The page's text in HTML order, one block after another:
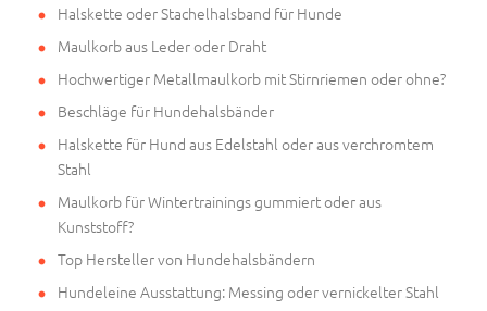
Halskette oder Stachelhalsband für Hunde
Maulkorb aus Leder oder Draht
Hochwertiger Metallmaulkorb mit Stirnriemen oder ohne?
Beschläge für Hundehalsbänder
Halskette für Hund aus Edelstahl oder aus verchromtem
Stahl
Maulkorb für Wintertrainings gummiert oder aus
Kunststoff?
Top Hersteller von Hundehalsbändern
Hundeleine Ausstattung: Messing oder vernickelter Stahl